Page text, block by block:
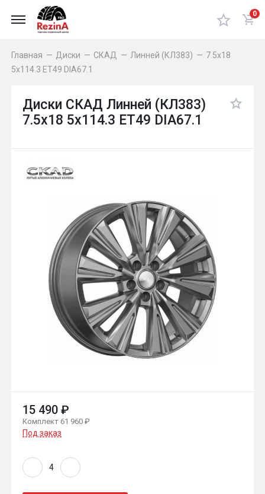
0
Главная — Диски — СКАД — Линней (КЛ383) — 7.5x18
5x114.3 ET49 DIA67.1
Диски СКАД Линней (КЛ383)
7.5x18 5x114.3 ET49 DIA67.1
15 490 ₽
Комплект 61 960 ₽
Под заказ